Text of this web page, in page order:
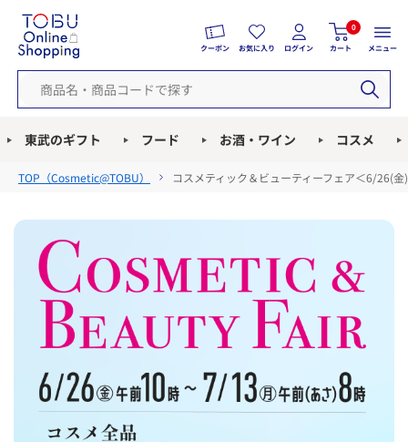
クーポン お気に入り ログイン
0
カート メニュー
東武のギフト フード お酒・ワイン コスメ
TOP（Cosmetic@TOBU） コスメティック＆ビューティーフェア＜6/26(